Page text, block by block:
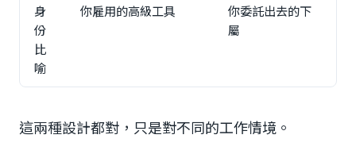
身
份
比
喻
你雇用的高級工具
你委託出去的下
屬
這兩種設計都對，只是對不同的工作情境。